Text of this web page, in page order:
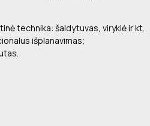
technika: šaldytuvas, viryklė ir kt.
išplanavimas;